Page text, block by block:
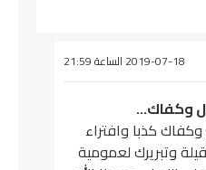
2019-07-18 الساعة 21:59
وكفاك…
كذبا وافتراء
وتبريرك لعمومية